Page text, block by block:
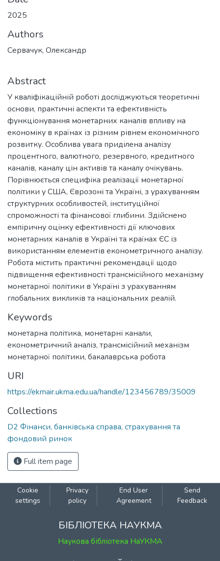
2025
Authors
Сервачук, Олександр
Abstract
У кваліфікаційній роботі досліджуються теоретичні
основи, практичні аспекти та ефективність
функціонування монетарних каналів впливу на
економіку в країнах із різним рівнем економічного
розвитку. Особлива увага приділена аналізу
процентного, валютного, резервного, кредитного
каналів, каналу цін активів та каналу очікувань.
Порівнюється специфіка реалізації монетарної
політики у США, Єврозоні та Україні, з урахуванням
структурних особливостей, інституційної
спроможності та фінансової глибини. Здійснено
емпіричну оцінку ефективності дії ключових
монетарних каналів в Україні та країнах ЄС із
використанням елементів економетричного аналізу.
Робота містить практичні рекомендації щодо
підвищення ефективності трансмісійного механізму
монетарної політики в Україні з урахуванням
глобальних викликів та національних реалій.
Keywords
монетарна політика, монетарні канали,
економетричний аналіз, трансмісійний механізм
монетарної політики, бакалаврська робота
URI
https://ekmair.ukma.edu.ua/handle/123456789/35009
Collections
D2 Фінанси, банківська справа, страхування та
фондовий ринок
Full item page
Cookie
settings
Privacy
policy
End User
Agreement
Send
Feedback
БІБЛІОТЕКА НАУКМА
Наукова бібліотека НаУКМА